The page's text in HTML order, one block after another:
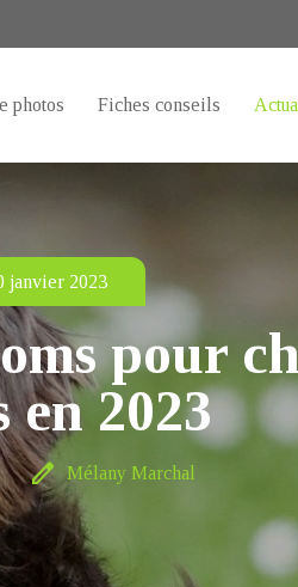
photos Fiches conseils
janvier 2023
pour
en 2023
edit Mélany Marchal